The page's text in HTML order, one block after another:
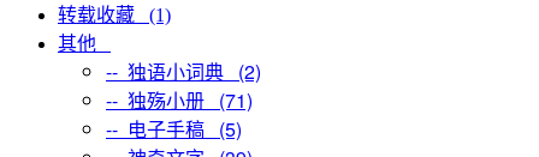
转载收藏 (1)
其他
-- 独语小词典 (2)
-- 独殇小册 (71)
-- 电子手稿 (5)